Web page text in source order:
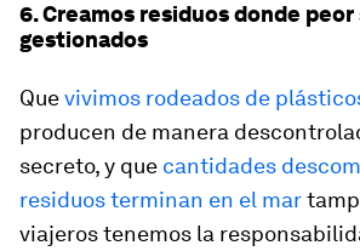
6. Creamos residuos donde peor
gestionados
Quevivimos rodeados de
producen de manera
secreto, y que cantidades
residuos terminan en el mar
viajeros tenemos la